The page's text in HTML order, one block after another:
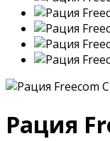
Рация